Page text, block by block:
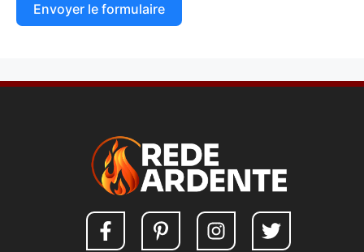
Envoyer le formulaire